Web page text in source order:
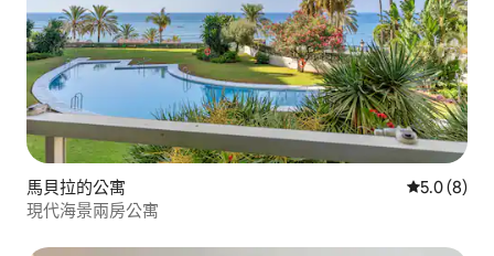
馬貝拉的公寓 從 8 則評
5.0 (8)
現代海景兩房公寓